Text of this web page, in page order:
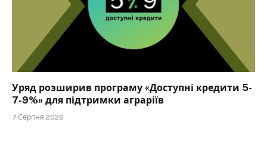
Уряд розширив програму «Доступні кредити 5-
7-9%» для підтримки аграріїв
7 Серпня 2026